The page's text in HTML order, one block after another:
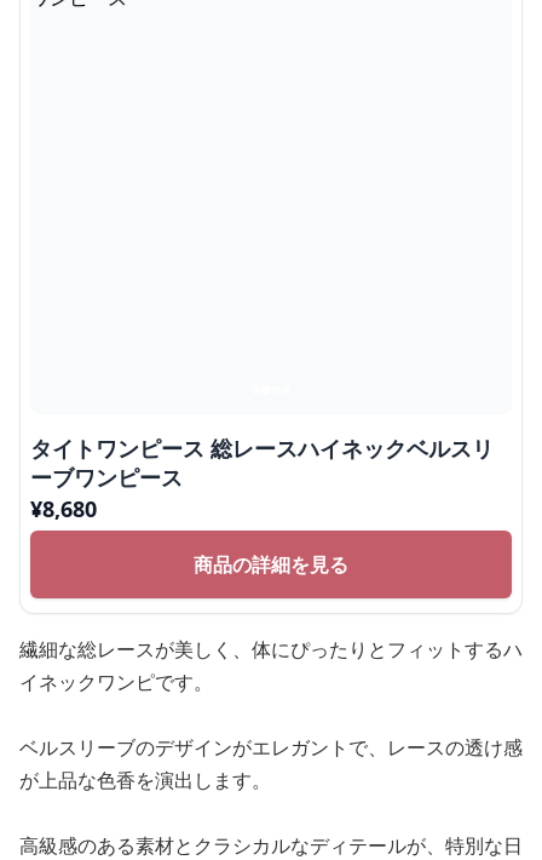
タイトワンピース 総レースハイネックベルスリ
ーブワンピース
¥8,680
商品の詳細を見る
繊細な総レースが美しく、体にぴったりとフィットするハ
イネックワンピです。
ベルスリーブのデザインがエレガントで、レースの透け感
が上品な色香を演出します。
高級感のある素材とクラシカルなディテールが、特別な日